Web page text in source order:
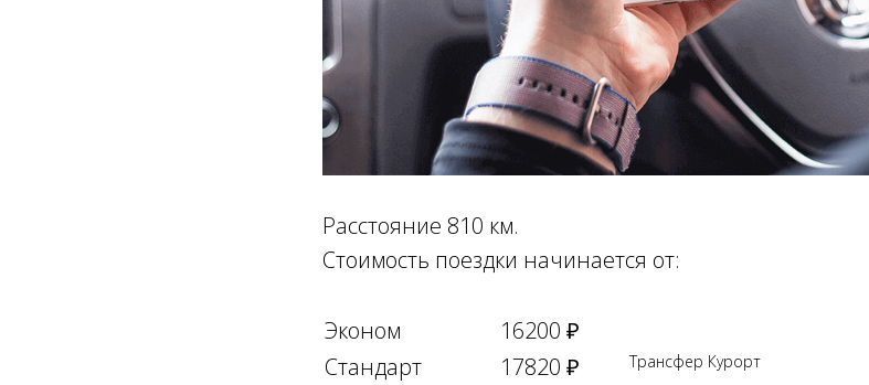
Расстояние 810 км.
Стоимость поездки начинается от:
Эконом
16200 ₽
Стандарт
17820 ₽
Трансфер Курорт